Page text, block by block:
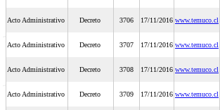
Acto Administrativo Decreto 3706 17/11/2016 www.temuco.cl
Acto Administrativo Decreto 3707 17/11/2016 www.temuco.cl
Acto Administrativo Decreto 3708 17/11/2016 www.temuco.cl
Acto Administrativo Decreto 3709 17/11/2016 www.temuco.cl